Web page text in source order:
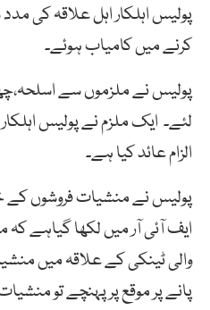
پولیس اہلکاراہلعلاقہکیمدد
کرنےمیںکامیابہوئے۔
پولیسنےملزموںسے
لئے۔ ایکملزمنے پولیساہلکار
الزامعائدکیاہے۔
پولیس نے منشیات فروشوں کے
ایف آئی آر میں لکھا گیاہے کہ
والی ٹینکی کے علاقہ میں
پانے پر موقع پر پہنچے تو